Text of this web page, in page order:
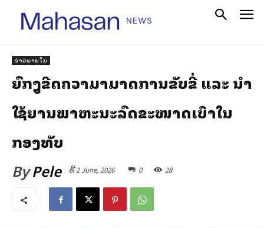
ຂ່າວພາຍໃນ
ຍົກສູງຂີດຄວາມສາມາດການຂັບຂີ່ ແລະ ນໍາ
ໃຊ້ຍານພາຫະນະລົດຂະໜາດເບົາໃນ
ກອງທັບ
ByPele ທີ 2 June, 2026 0 28